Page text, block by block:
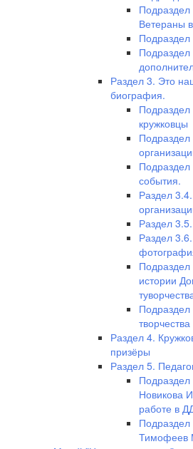
Ветераны
Подраздел
Подраздел
Раздел 3. Это
биография.
кружковцы
Подраздел
события.
Раздел
Раздел
Раздел
истории
Подраздел
Раздел 4.
призёры
Раздел 5.
Подраздел
Новикова
работе в
Подраздел
Тимофеев